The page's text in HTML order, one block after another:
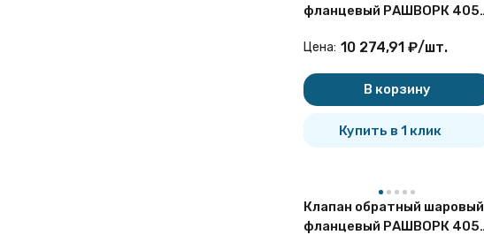
фланцевый РАШВОРК 405
Цена: 10 274,91 ₽/шт.
В корзину
Купить в 1 клик
Клапан обратный шаровый
фланцевый РАШВОРК 405